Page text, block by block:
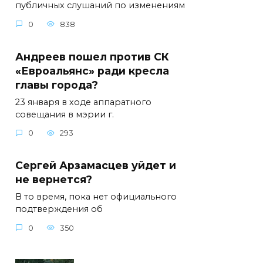
публичных слушаний по изменениям
0 838
Андреев пошел против СК
«Евроальянс» ради кресла
главы города?
23 января в ходе аппаратного
совещания в мэрии г.
0 293
Сергей Арзамасцев уйдет и
не вернется?
В то время, пока нет официального
подтверждения об
0 350